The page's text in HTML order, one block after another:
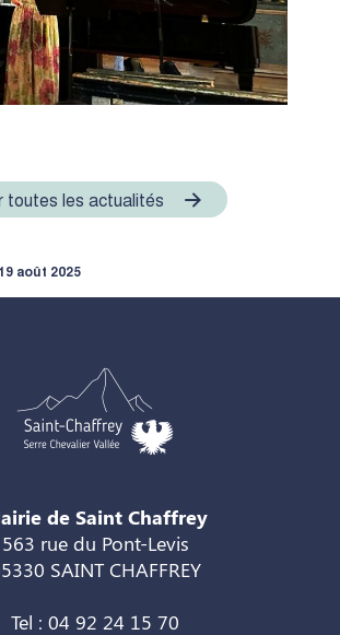
toutes les actualités
19 août 2025
de Saint Chaffrey
563 rue du Pont-Levis
SAINT CHAFFREY
Tel : 04 92 24 15 70